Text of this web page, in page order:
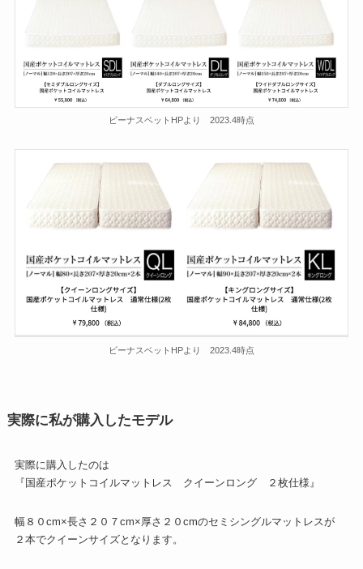
ビーナスベットHPより 2023.4時点
ビーナスベットHPより 2023.4時点
実際に私が購入したモデル
実際に購入したのは
『国産ポケットコイルマットレス クイーンロング ２枚仕様』
幅８０cm×長さ２０７cm×厚さ２０cmのセミシングルマットレスが
２本でクイーンサイズとなります。